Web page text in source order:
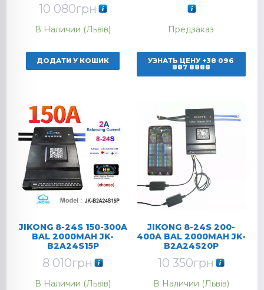
10 080грн
В Наличии (Львів)
ДОДАТИ У КОШИК
Предзаказ
УЗНАТЬ ЦЕНУ +38 096
887 8888
JIKONG 8-24S 150-300A
BAL 2000MAH JK-
B2A24S15P
8 010грн
В Наличии (Львів)
JIKONG 8-24S 200-
400A BAL 2000MAH JK-
B2A24S20P
10 350грн
В Наличии (Львів)